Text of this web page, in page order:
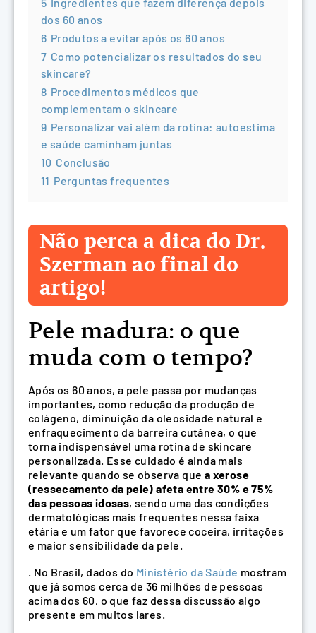
dos 60 anos
6 Produtos a evitar após os 60 anos
7 Como potencializar os resultados do seu
skincare?
8 Procedimentos médicos que
complementam o skincare
9 Personalizar vai além da rotina: autoestima
e saúde caminham juntas
10 Conclusão
11 Perguntas frequentes
Não perca a dica do Dr.
Szerman ao final do
artigo!
Pele madura: o que
muda com o tempo?
Após os 60 anos, a pele passa por mudanças
importantes, como redução da produção de
colágeno, diminuição da oleosidade natural e
enfraquecimento da barreira cutânea, o que
torna indispensável uma rotina de skincare
personalizada. Esse cuidado é ainda mais
relevante quando se observa que a xerose
(ressecamento da pele) afeta entre 30% e 75%
das pessoas idosas, sendo uma das condições
dermatológicas mais frequentes nessa faixa
etária e um fator que favorece coceira, irritações
e maior sensibilidade da pele.
. No Brasil, dados do Ministério da Saúde mostram
que já somos cerca de 36 milhões de pessoas
acima dos 60, o que faz dessa discussão algo
presente em muitos lares.